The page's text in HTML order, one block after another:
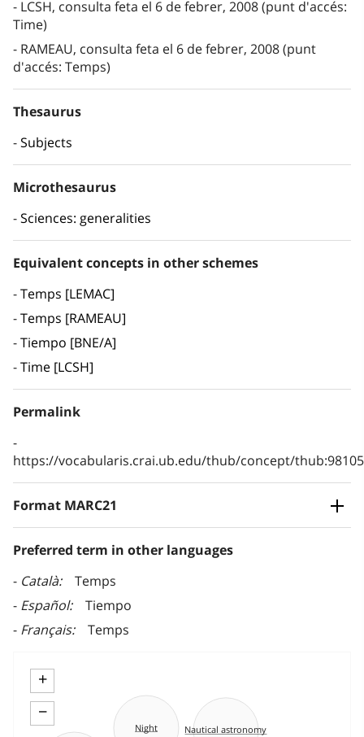
LCSH, consulta feta el 6 de febrer, 2008 (punt d'accés:
Time)
RAMEAU, consulta feta el 6 de febrer, 2008 (punt
d'accés: Temps)
Thesaurus
Subjects
Microthesaurus
Sciences: generalities
Equivalent concepts in other schemes
Temps [LEMAC]
Temps [RAMEAU]
Tiempo [BNE/A]
Time [LCSH]
Permalink
https://vocabularis.crai.ub.edu/thub/concept/
Format MARC21
Preferred term in other languages
Català
Temps
Español
Tiempo
Français
Temps
+
−
Night Nautical astronomy